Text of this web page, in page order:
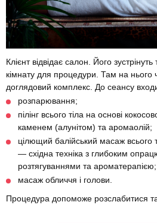
Клієнт відвідає салон. Його
кімнату для процедури. Там на нього
доглядовий комплекс. До сеансу
розпарювання;
пілінг всього тіла на основі
каменем (алунітом) та аромаолій;
цілющий балійський масаж всього
— східна техніка з глибоким
розтягуваннями та ароматерапією;
масаж обличчя і голови.
Процедура допоможе розслабитися